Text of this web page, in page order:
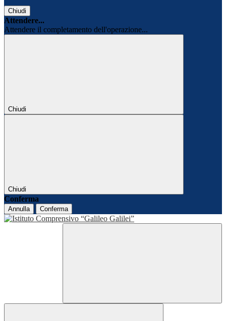
Chiudi
Attendere...
Attendere il completamento dell'operazione...
Chiudi
Chiudi
Conferma
Annulla Conferma